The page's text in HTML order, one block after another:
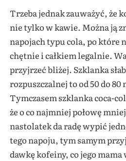
Trzeba jednak zauważyć, że
nie tylko w kawie. Można ją
napojach typu cola, po które
chętnie i całkiem legalnie.
przyjrzeć bliżej. Szklanka
rozpuszczalnej to od 50 do 80
Tymczasem szklanka coca-
że o co najmniej połowę
nastolatek da radę wypić
tego napoju, tym samym
dawkę kofeiny, co jego